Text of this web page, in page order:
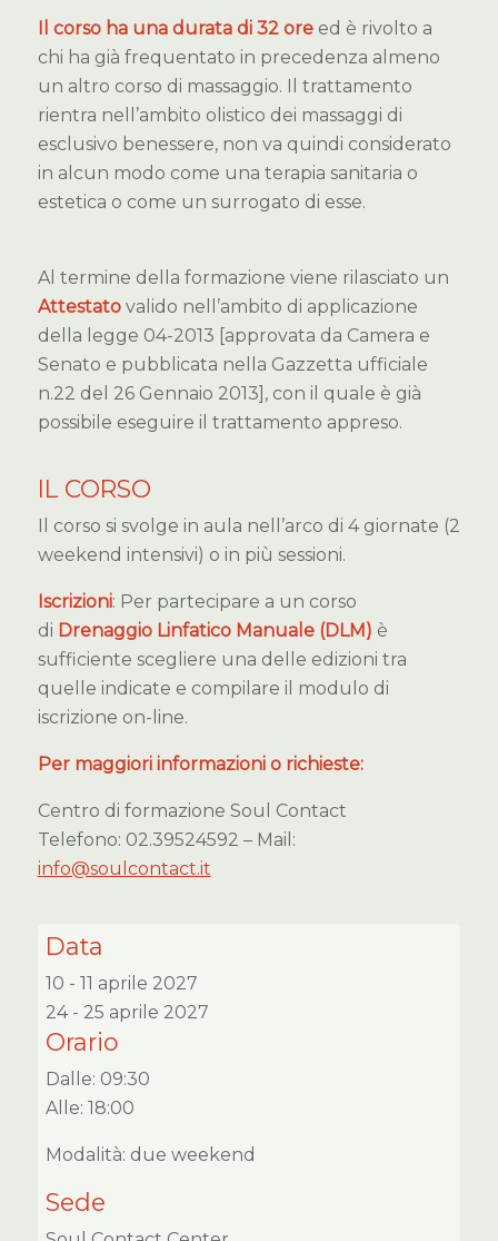
Il corso ha una durata di 32 oreed è rivolto a
chi ha già frequentato in precedenza almeno
un altro corso di massaggio. Il trattamento
rientra nell’ambito olistico dei massaggi di
esclusivo benessere, non va quindi considerato
in alcun modo come una terapia sanitaria o
estetica o come un surrogato di esse.
Al termine della formazione viene rilasciato un
Attestatovalido nell’ambito di applicazione
della legge 04-2013 [approvata da Camera e
Senato e pubblicata nella Gazzetta ufficiale
n.22 del 26 Gennaio 2013], con il quale è già
possibile eseguire il trattamento appreso.
IL CORSO
Il corso si svolge in aula nell’arco di 4 giornate (2
weekend intensivi) o in più sessioni.
Iscrizioni: Per partecipare a un corso
di Drenaggio Linfatico Manuale (DLM) è
sufficiente scegliere una delle edizioni tra
quelle indicate e compilare il modulo di
iscrizione on-line.
Per maggiori informazioni o richieste:
Centro di formazione Soul Contact
Telefono: 02.39524592 – Mail:
info@soulcontact.it
Data
10 - 11 aprile 2027
24 - 25 aprile 2027
Orario
Dalle: 09:30
Alle: 18:00
Modalità: due weekend
Sede